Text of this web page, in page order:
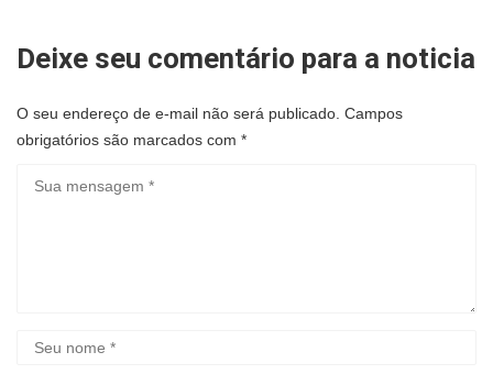
Deixe seu comentário para a noticia
O seu endereço de e-mail não será publicado. Campos
obrigatórios são marcados com *